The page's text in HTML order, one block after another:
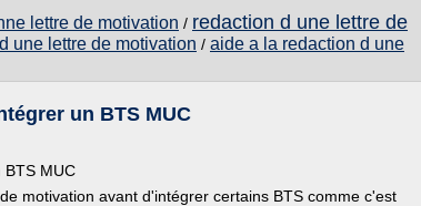
lettre de motivation / redaction d une lettre de
une lettre de motivation / aide a la redaction d une
un BTS MUC
BTS MUC
motivation avant d'intégrer certains BTS comme c'est